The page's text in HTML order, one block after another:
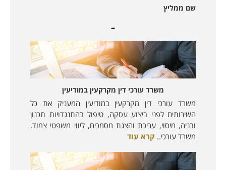
שם ממליץ
משרד עורכי דין מקרקעין במודיעין
משרד עורכי דין מקרקעין במודיעין המעניק את כל
השירותים לפני ביצוע עסקה, טיפול בהתנגדויות תכנון
ובניה, מיסוי, עריכת והצגת מסמכים, ליווי משפטי צמוד.
משרד עורכי.. קרא עוד